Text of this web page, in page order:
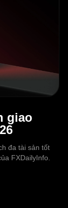
giao
đa tài sản tốt
FXDailyInfo.